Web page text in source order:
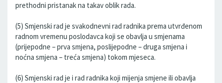
prethodni pristanak na takav oblik rada.
(5) Smjenski rad je svakodnevni rad radnika prema utvrđenom
radnom vremenu poslodavca koji se obavlja u smjenama
(prijepodne – prva smjena, poslijepodne – druga smjena i
noćna smjena – treća smjena) tokom mjeseca.
(6) Smjenski rad je i rad radnika koji mijenja smjene ili obavlja